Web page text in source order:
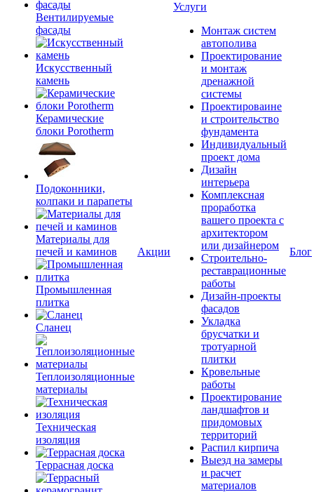
Вентилируемые
фасады
Искусственный
камень
Керамические
блоки Porotherm
Подоконники,
колпаки и парапеты
Материалы для
печей и каминов
Промышленная
плитка
Сланец
Теплоизоляционные
материалы
Техническая
изоляция
Террасная доска
Акции
Услуги
Монтаж систем
автополива
Проектирование
и монтаж
дренажной
системы
Проектироваине
и строительство
фундамента
Индивидуальный
проект дома
Дизайн
интерьера
Комплексная
проработка
вашего проекта с
архитектором
или дизайнером
Строительно-
реставрационные
работы
Дизайн-проекты
фасадов
Укладка
брусчатки и
тротуарной
плитки
Кровельные
работы
Проектирование
ландшафтов и
придомовых
территорий
Распил кирпича
Выезд на замеры
и расчет
материалов
Блог